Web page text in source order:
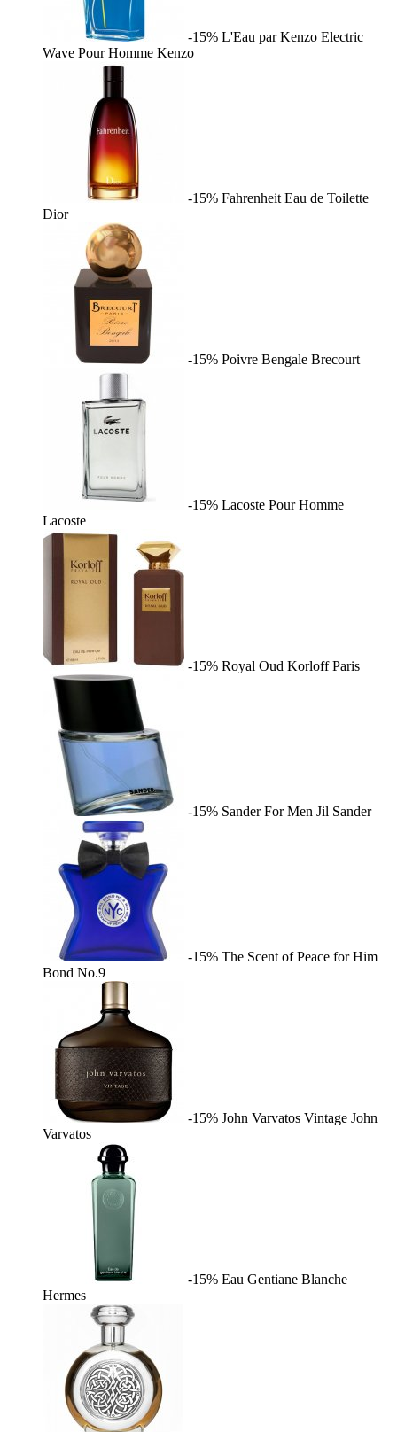
-15% L'Eau par Kenzo Electric
Wave Pour Homme Kenzo
-15% Fahrenheit Eau de Toilette
Dior
-15% Poivre Bengale Brecourt
-15% Lacoste Pour Homme
Lacoste
-15% Royal Oud Korloff Paris
-15% Sander For Men Jil Sander
-15% The Scent of Peace for Him
Bond No.9
-15% John Varvatos Vintage John
Varvatos
-15% Eau Gentiane Blanche
Hermes